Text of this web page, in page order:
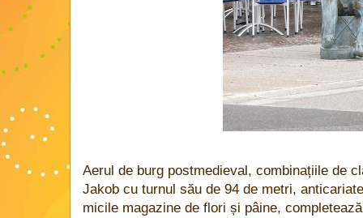
Aerul de burg postmedieval, combinațiile de
Jakob cu turnul său de 94 de metri,
micile magazine de flori și pâine,